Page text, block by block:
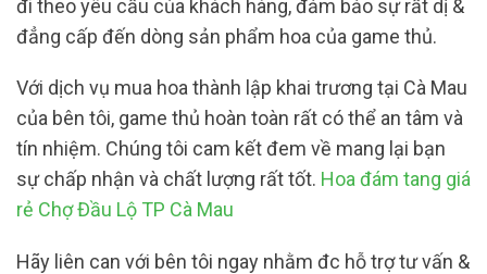
đi theo yêu cầu của khách hàng, đảm bảo sự rất dị &
đẳng cấp đến dòng sản phẩm hoa của game thủ.
Với dịch vụ mua hoa thành lập khai trương tại Cà Mau
của bên tôi, game thủ hoàn toàn rất có thể an tâm và
tín nhiệm. Chúng tôi cam kết đem về mang lại bạn
sự chấp nhận và chất lượng rất tốt. Hoa đám tang giá
rẻ Chợ Đầu Lộ TP Cà Mau
Hãy liên can với bên tôi ngay nhằm đc hỗ trợ tư vấn &